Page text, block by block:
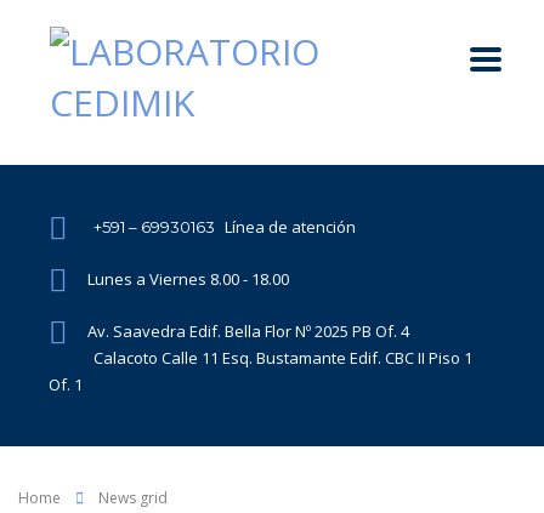
+591 – 69930163 Línea de atención
Lunes a Viernes 8.00 - 18.00
Av. Saavedra Edif. Bella Flor Nº 2025 PB Of. 4
Calacoto Calle 11 Esq. Bustamante Edif. CBC II Piso 1
Of. 1
Home News grid